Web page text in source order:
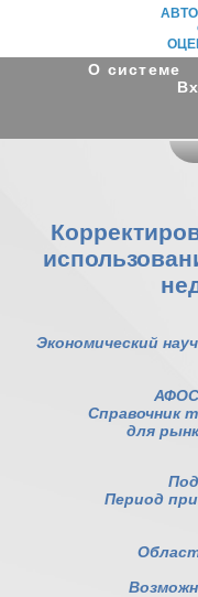
О системе
Экономический
АФОС
Справочник
для
Период